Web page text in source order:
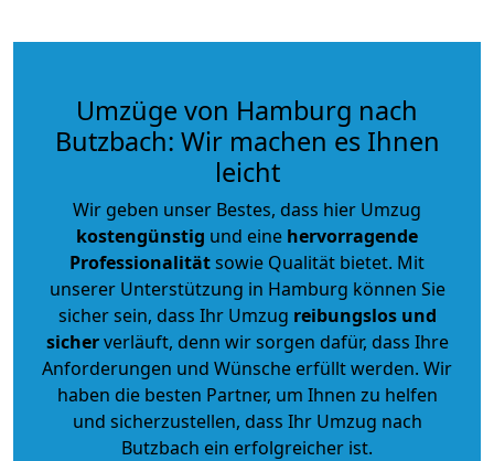
Umzüge von Hamburg nach
Butzbach: Wir machen es Ihnen
leicht
Wir geben unser Bestes, dass hier Umzug
kostengünstig und eine hervorragende
Professionalitätsowie Qualität bietet. Mit
unserer Unterstützung in Hamburg können Sie
sicher sein, dass Ihr Umzug reibungslos und
sicherverläuft, denn wir sorgen dafür, dass Ihre
Anforderungen und Wünsche erfüllt werden. Wir
haben die besten Partner, um Ihnen zu helfen
und sicherzustellen, dass Ihr Umzug nach
Butzbach ein erfolgreicher ist.